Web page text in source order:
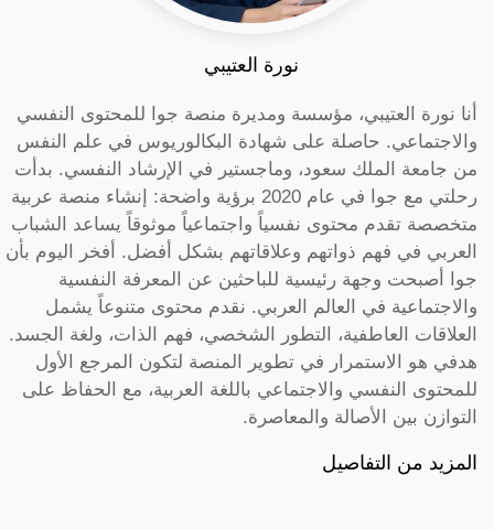
نورة العتيبي
أنا نورة العتيبي، مؤسسة ومديرة منصة جوا للمحتوى النفسي
والاجتماعي. حاصلة على شهادة البكالوريوس في علم النفس
من جامعة الملك سعود، وماجستير في الإرشاد النفسي. بدأت
رحلتي مع جوا في عام 2020 برؤية واضحة: إنشاء منصة عربية
متخصصة تقدم محتوى نفسياً واجتماعياً موثوقاً يساعد الشباب
العربي في فهم ذواتهم وعلاقاتهم بشكل أفضل. أفخر اليوم بأن
جوا أصبحت وجهة رئيسية للباحثين عن المعرفة النفسية
والاجتماعية في العالم العربي. نقدم محتوى متنوعاً يشمل
العلاقات العاطفية، التطور الشخصي، فهم الذات، ولغة الجسد.
هدفي هو الاستمرار في تطوير المنصة لتكون المرجع الأول
للمحتوى النفسي والاجتماعي باللغة العربية، مع الحفاظ على
التوازن بين الأصالة والمعاصرة.
المزيد من التفاصيل